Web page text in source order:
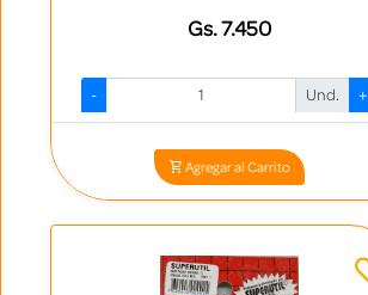
Gs. 7.450
- Und. +
Agregar al Carrito